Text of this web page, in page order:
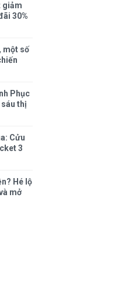
giảm
30%
một số
Phục
thị
Cửu
3
Hé lộ
mở